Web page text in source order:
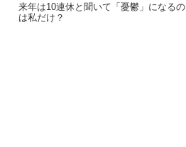
来年は10連休と聞いて「憂鬱」になるの
は私だけ？